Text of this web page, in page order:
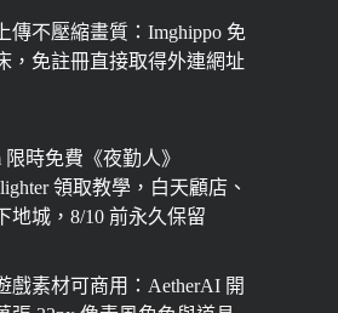
傳不壓縮畫質：Imghippo 免
，免註冊直接取得外連網址
限時免費《夜勤人》
領取教學，白天顧店、
地城，8/10 前永久保留
戲素材可商用：AetherAI 開